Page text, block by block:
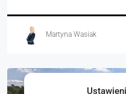
Martyna Wasiak